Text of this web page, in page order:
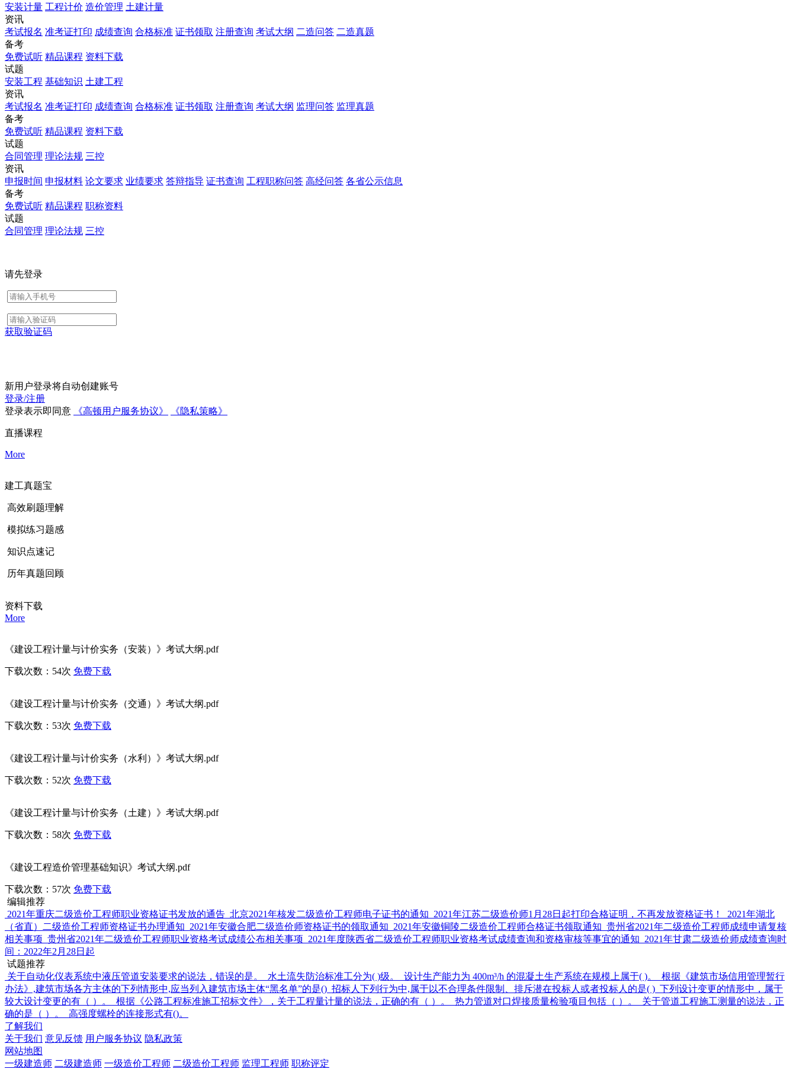
安装计量 工程计价 造价管理 土建计量
资讯
考试报名 准考证打印 成绩查询 合格标准 证书领取 注册查询 考试大纲 二造问答 二造真题
备考
免费试听 精品课程 资料下载
试题
安装工程 基础知识 土建工程
资讯
考试报名 准考证打印 成绩查询 合格标准 证书领取 注册查询 考试大纲 监理问答 监理真题
备考
免费试听 精品课程 资料下载
试题
合同管理 理论法规 三控
资讯
申报时间 申报材料 论文要求 业绩要求 答辩指导 证书查询 工程职称问答 高经问答 各省公示信息
备考
免费试听 精品课程 职称资料
试题
合同管理 理论法规 三控
请先登录
获取验证码
新用户登录将自动创建账号
登录/注册
登录表示即同意
《高顿用户服务协议》 《隐私策略》
直播课程
More
建工真题宝
高效刷题理解
模拟练习题感
知识点速记
历年真题回顾
资料下载
More
《建设工程计量与计价实务（安装）》考试大纲.pdf
下载次数：54次 免费下载
《建设工程计量与计价实务（交通）》考试大纲.pdf
下载次数：53次 免费下载
《建设工程计量与计价实务（水利）》考试大纲.pdf
下载次数：52次 免费下载
《建设工程计量与计价实务（土建）》考试大纲.pdf
下载次数：58次 免费下载
《建设工程造价管理基础知识》考试大纲.pdf
下载次数：57次 免费下载
编辑推荐
2021年重庆二级造价工程师职业资格证书发放的通告 北京2021年核发二级造价工程师电子证书的通知 2021年江苏二级造价师1月28日起打印合格证明，不再发放资格证书！
2021年湖北
（省直）二级造价工程师资格证书办理通知 2021年安徽合肥二级造价师资格证书的领取通知 2021年安徽铜陵二级造价工程师合格证书领取通知 贵州省2021年二级造价工程师成绩申请复核
相关事项 贵州省2021年二级造价工程师职业资格考试成绩公布相关事项 2021年度陕西省二级造价工程师职业资格考试成绩查询和资格审核等事宜的通知 2021年甘肃二级造价师成绩查询时
间：2022年2月28日起
试题推荐
关于自动化仪表系统中液压管道安装要求的说法，错误的是。
水土流失防治标准工分为( )级。 设计生产能力为 400m³/h 的混凝土生产系统在规模上属于( )。
根据《建筑市场信用管理暂行
办法》,建筑市场各方主体的下列情形中,应当列入建筑市场主体“黑名单”的是() 招标人下列行为中,属于以不合理条件限制、排斥潜在投标人或者投标人的是( ) 下列设计变更的情形中，属于
较大设计变更的有（ ）。
根据《公路工程标准施工招标文件》，关于工程量计量的说法，正确的有（ ）。 热力管道对口焊接质量检验项目包括（ ）。
关于管道工程施工测量的说法，正
确的是（ ）。
高强度螺栓的连接形式有()。
了解我们
关于我们 意见反馈 用户服务协议 隐私政策
网站地图
一级建造师 二级建造师 一级造价工程师 二级造价工程师 监理工程师 职称评定